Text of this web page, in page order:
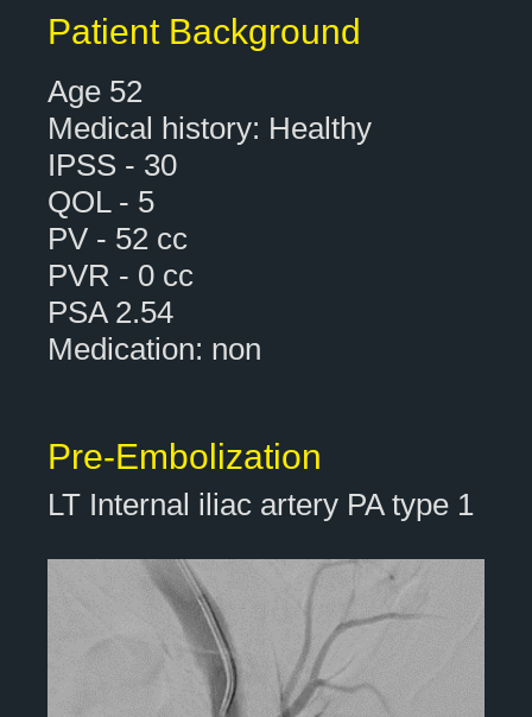
Patient Background
Age 52
Medical history: Healthy
IPSS - 30
QOL - 5
PV - 52 cc
PVR - 0 cc
PSA 2.54
Medication: non
Pre-Embolization
LT Internal iliac artery PA type 1